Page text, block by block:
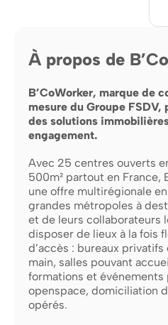
À propos de
B’CoWorker, marque de
mesure du Groupe FSDV,
des solutions
engagement.
Avec 25 centres ouverts
500m² partout en France,
une offre multirégionale
grandes métropoles à
et de leurs collaborateurs
disposer de lieux à la fois
d’accès : bureaux
main, salles pouvant
formations et événements
openspace, domiciliation
opérés.